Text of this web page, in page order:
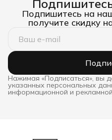
Подпишитесь на
получите скидку
Нажимая «Подписаться», вы
указанных персональных
информационной и